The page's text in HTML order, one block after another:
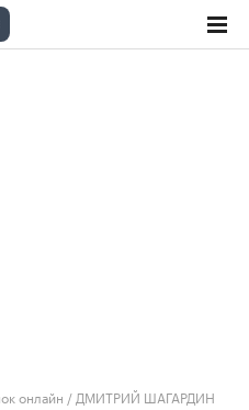
онлайн / ДМИТРИЙ ШАГАРДИН